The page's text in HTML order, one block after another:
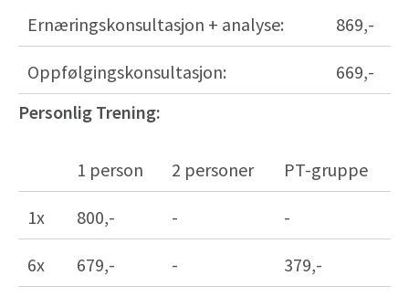
Ernæringskonsultasjon + analyse: 869,-
Oppfølgingskonsultasjon:
669,-
Personlig Trening:
1 person 2 personer PT-gruppe
1x 800,- - -
6x 679,- - 379,-